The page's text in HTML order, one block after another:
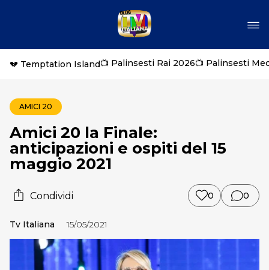
💔 Temptation Island📺 Palinsesti Rai 2026📺 Palinsesti
AMICI 20
Amici 20 la Finale:
anticipazioni e ospiti del 15
maggio 2021
Condividi 0 0
Tv Italiana 15/05/2021